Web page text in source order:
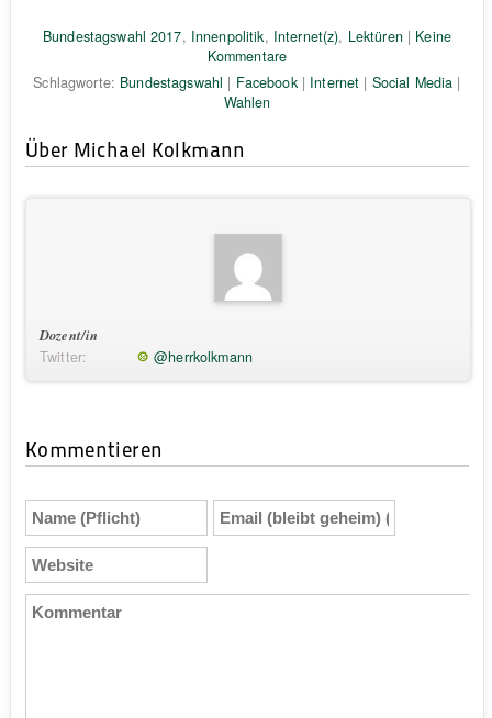
Bundestagswahl 2017, Innenpolitik, Internet(z), Lektüren| Keine
Kommentare
Schlagworte: Bundestagswahl | Facebook| Internet | Social Media |
Wahlen
Über Michael Kolkmann
Dozent/in
Twitter:
@herrkolkmann
Kommentieren
Name
(Pflicht)
Email
(bleibt
Website
Kommentar